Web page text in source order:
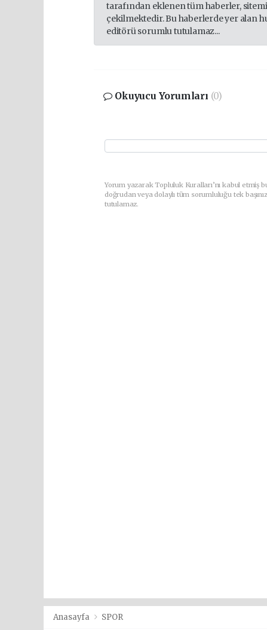
tarafından eklenen tüm haberler,
çekilmektedir. Bu haberlerde yer alan
editörü sorumlu tutulamaz...
Okuyucu Yorumları (0)
Yorum yazarak Topluluk Kuralları’nı kabul etmiş
doğrudan veya dolaylı tüm sorumluluğu tek
tutulamaz.
Anasayfa SPOR